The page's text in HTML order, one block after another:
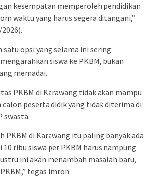
kesempatan memperoleh pendidikan
waktu yang harus segera ditangani,”
satu opsi yang selama ini sering
siswa ke PKBM, bukan
memadai.
PKBM di Karawang tidak akan mampu
peserta didik yang tidak diterima di
swasta.
PKBM di Karawang itu paling banyak ada
10 ribu siswa per PKBM harus nampung
ini akan menambah masalah baru,
tegas Imron.